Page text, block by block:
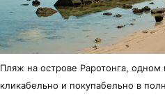
Пляж на острове Раротонга, одном
кликабельно и покупабельно в